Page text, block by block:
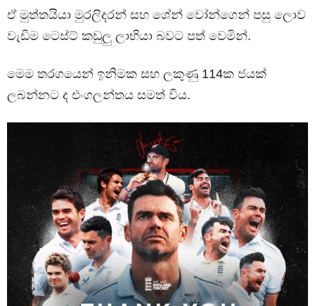
ඒ මුත්තයියා මුරලිදරන් සහ ශේන් වෝන්ගෙන් පසු ලොව
වැඩිම ටෙස්ට් කඩුලු ලාභියා බවට පත් වෙමින්.
මෙම තරගයෙන් ඉනිමක සහ ලකුණු 114ක ජයක්
ලබන්නට ද එංගලන්තය සමත් විය.